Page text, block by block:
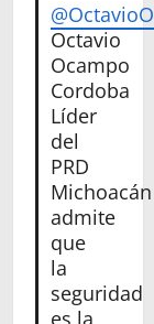
Octavio
Ocampo
Cordoba
Líder
del
PRD
Michoacán
admite
que
la
seguridad